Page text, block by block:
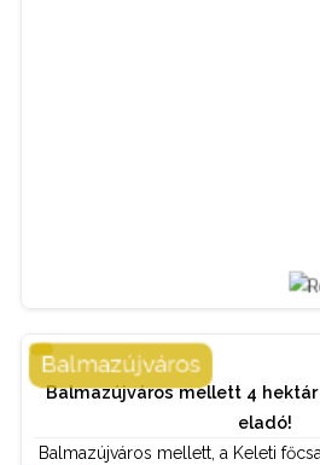
BŐVEBBEN
Balmazújváros
Balmazújváros mellett 4
eladó!
Balmazújváros mellett, a Keleti
Telek / termőföld